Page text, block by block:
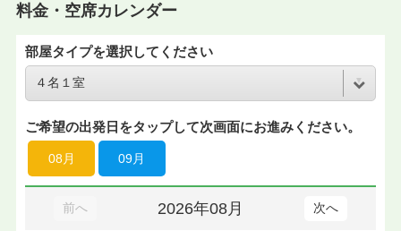
料金・空席カレンダー
部屋タイプを選択してください
ご希望の出発日をタップして次画面にお進みください。
08月 09月
前へ 2026年08月 次へ